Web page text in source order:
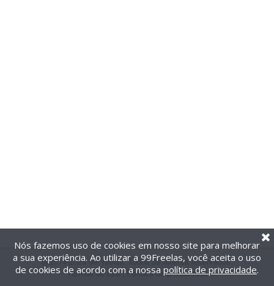
@2014-2026 99Freelas. Todos os direitos reservados.
Termos de uso| Política de privacidade
Nós fazemos uso de cookies em nosso site para melhorar
a sua experiência. Ao utilizar a 99Freelas, você aceita o uso
de cookies de acordo com a nossa política de privacidade.